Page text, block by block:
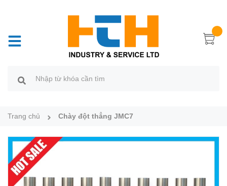
Trang chủ Chày đột thẳng JMC7